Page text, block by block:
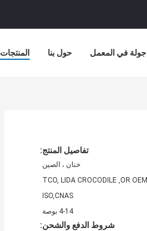
المنتجات حول بنا جولة في المعمل
تفاصيل المنتج:
خنان ، الصين
TCO, LIDA CROCODILE ,OR OEM
ISO,CNAS
4-14 بوصة
شروط الدفع والشحن: